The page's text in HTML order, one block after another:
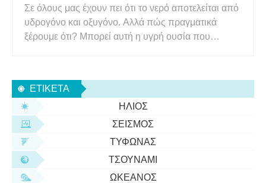
Σε όλους μας έχουν πει ότι το νερό αποτελείται από
υδρογόνο και οξυγόνο. Αλλά πώς πραγματικά
ξέρουμε ότι? Μπορεί αυτή η υγρή ουσία που
από δύο αέρια ? Προσπαθήσαμε να διαχωρίσουμε
το νερό σε οξυγόνο
ΕΤΙΚΈΤΑ
ΉΛΙΟΣ
ΣΕΙΣΜΌΣ
ΤΥΦΏΝΑΣ
ΤΣΟΥΝΆΜΙ
ΩΚΕΑΝΌΣ